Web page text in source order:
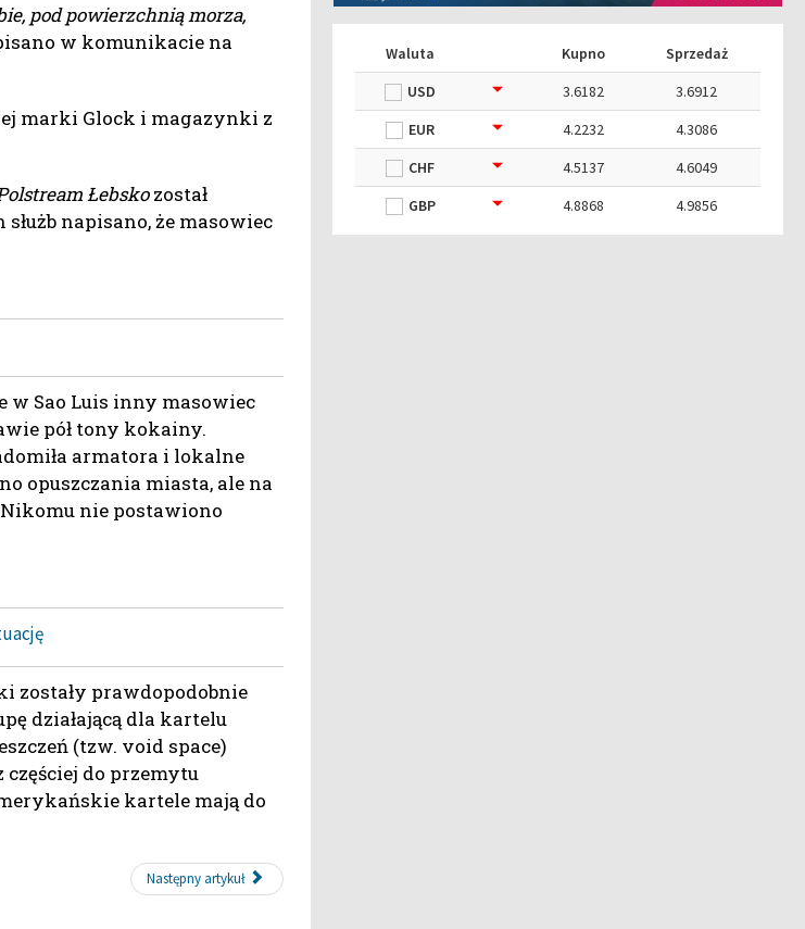
pod powierzchnią morza,
w komunikacie na
marki Glock i magazynki z
Łebskozostał
napisano, że masowiec
w Sao Luis inny masowiec
pół tony kokainy.
armatora i lokalne
opuszczania miasta, ale na
nie postawiono
zostały prawdopodobnie
działającą dla kartelu
(tzw. void space)
częściej do przemytu
kartele mają do
Następny artykuł
Waluta Kupno
Sprzedaż
USD
3.6182
3.6912
EUR
4.2232
4.3086
CHF
4.5137
4.6049
GBP
4.8868 4.9856